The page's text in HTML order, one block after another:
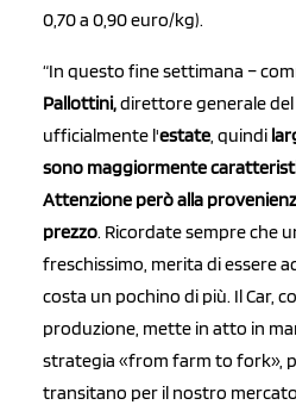
0,70 a 0,90 euro/kg).
“In questo fine settimana –
Pallottini,direttore generale del
ufficialmente l'estate , quindi
sono maggiormente
Attenzione però alla
prezzo. Ricordate sempre che
freschissimo, merita di essere
costa un pochino di più. Il Car,
produzione, mette in atto in
strategia «from farm to fork»,
transitano per il nostro